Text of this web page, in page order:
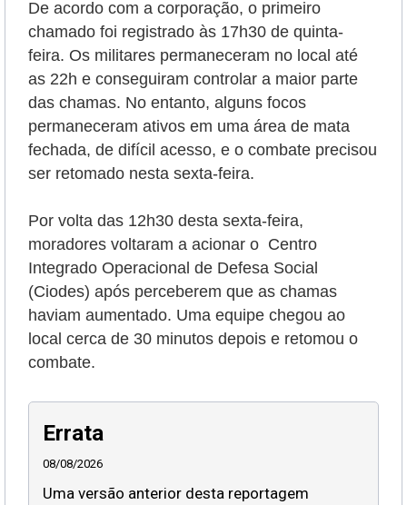
De acordo com a corporação, o primeiro
chamado foi registrado às 17h30 de quinta-
feira. Os militares permaneceram no local até
as 22h e conseguiram controlar a maior parte
das chamas. No entanto, alguns focos
permaneceram ativos em uma área de mata
fechada, de difícil acesso, e o combate precisou
ser retomado nesta sexta-feira.
Por volta das 12h30 desta sexta-feira,
moradores voltaram a acionar o Centro
Integrado Operacional de Defesa Social
(Ciodes) após perceberem que as chamas
haviam aumentado. Uma equipe chegou ao
local cerca de 30 minutos depois e retomou o
combate.
Errata
08/08/2026
Uma versão anterior desta reportagem